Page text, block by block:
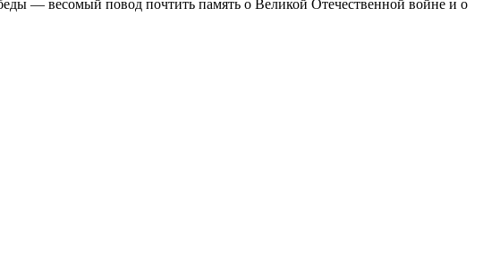
— весомый повод почтить память о Великой Отечественной войне и о